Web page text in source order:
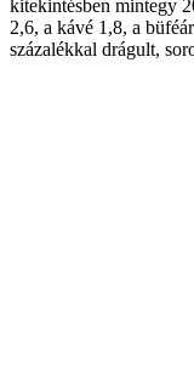
kitekintésben mintegy
2,6, a kávé 1,8, a
százalékkal drágult,